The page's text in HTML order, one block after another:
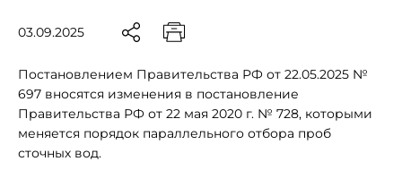
03.09.2025
Постановлением Правительства РФ от 22.05.2025 №
697 вносятся изменения в постановление
Правительства РФ от 22 мая 2020 г. № 728, которыми
меняется порядок параллельного отбора проб
сточных вод.